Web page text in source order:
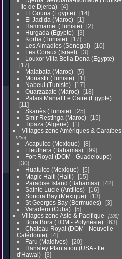
- Ile de Djerba)
4
El Gouna (Egypte)
14
El Jadida (Maroc)
1
Hammamet (Tunisie)
2
Hurgada (Egypte)
3
Korba (Tunisie)
17
Les Almadies (Sénégal)
10
Les Coraux (Israel)
3
Louxor Villa Bella Dona (Egypte)
17
Malabata (Maroc)
5
Monastir (Tunisie)
1
Nabeul (Tunisie)
17
Ouarzazate (Maroc)
18
Palais Manial Le Caire (Egypte)
11
Skanès (Tunisie)
25
Smir Restinga (Maroc)
15
Tipaza (Algérie)
1
Villages zone Amériques & Caraïbes
236
Acapulco (Mexique)
8
Eleuthera (Bahamas)
99
Fort Royal (DOM - Guadeloupe)
30
Huatulco (Mexique)
5
Magic Haiti (Haiti)
15
Paradise Island (Bahamas)
42
Sainte Lucie (Antilles)
16
Sonora Bay (Mexique)
13
St Georges Bay (Bermudes)
3
Varadero (Cuba)
5
Villages zone Asie & Pacifique
188
Bora Bora (TOM - Polynésie)
63
Chateau Royal (DOM - Nouvelle
Calédonie)
4
Faru (Maldives)
20
Hanaley Plantation (USA - Ile
d'Hawai)
3